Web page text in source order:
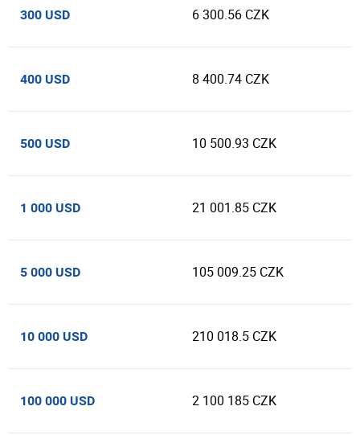
300 USD 6 300.56 CZK
400 USD 8 400.74 CZK
500 USD 10 500.93 CZK
1 000 USD 21 001.85 CZK
5 000 USD 105 009.25 CZK
10 000 USD 210 018.5 CZK
100 000 USD 2 100 185 CZK